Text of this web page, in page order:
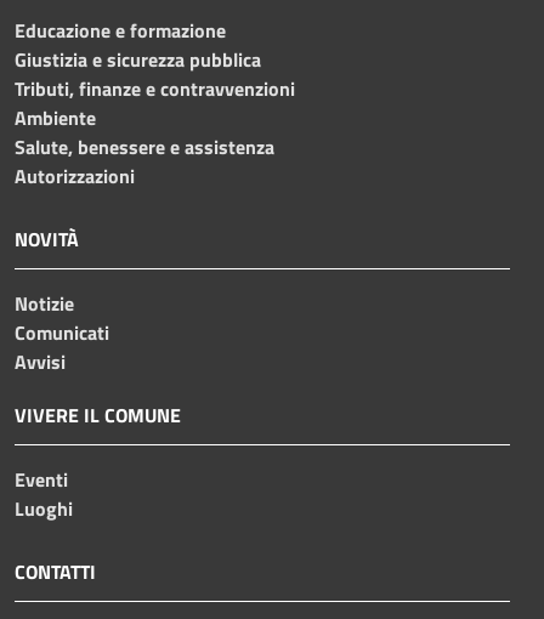
Educazione e formazione
Giustizia e sicurezza pubblica
Tributi, finanze e contravvenzioni
Ambiente
Salute, benessere e assistenza
Autorizzazioni
NOVITÀ
Notizie
Comunicati
Avvisi
VIVERE IL COMUNE
Eventi
Luoghi
CONTATTI